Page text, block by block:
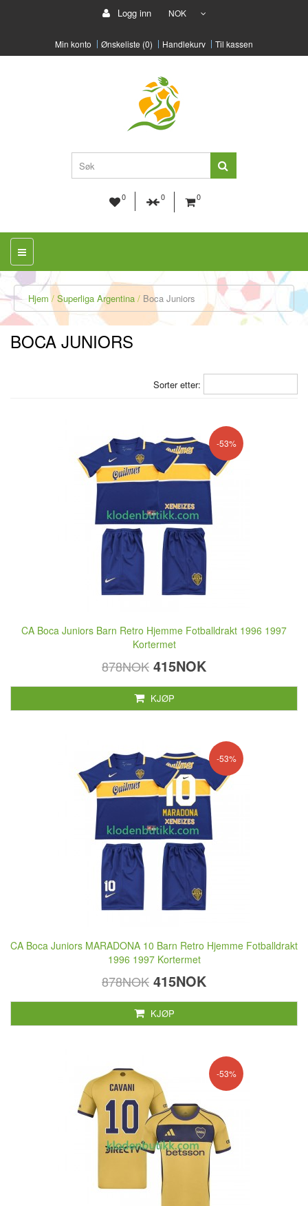
Logg inn NOK
Min konto Ønskeliste (0) Handlekurv Til kassen
0 0 0
Hjem Superliga Argentina Boca Juniors
BOCA JUNIORS
Sorter etter:
-53%
CA Boca Juniors Barn Retro Hjemme Fotballdrakt 1996 1997
Kortermet
878NOK 415NOK
KJØP
-53%
CA Boca Juniors MARADONA 10 Barn Retro Hjemme Fotballdrakt
1996 1997 Kortermet
878NOK 415NOK
KJØP
-53%